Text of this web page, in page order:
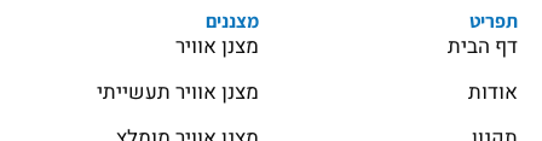
תפריט
דף הבית
אודות
מצננים
מצנן אוויר
מצנן אוויר תעשייתי